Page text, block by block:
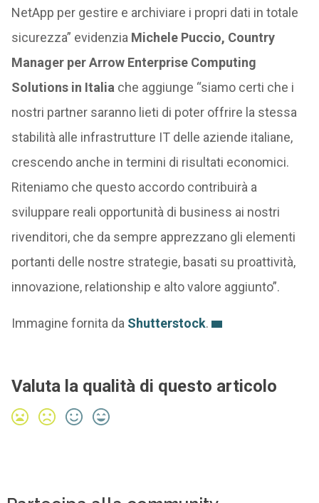
NetApp per gestire e archiviare i propri dati in totale
sicurezza” evidenzia Michele Puccio, Country
Manager per Arrow Enterprise Computing
Solutions in Italia che aggiunge “siamo certi che i
nostri partner saranno lieti di poter offrire la stessa
stabilità alle infrastrutture IT delle aziende italiane,
crescendo anche in termini di risultati economici.
Riteniamo che questo accordo contribuirà a
sviluppare reali opportunità di business ai nostri
rivenditori, che da sempre apprezzano gli elementi
portanti delle nostre strategie, basati su proattività,
innovazione, relationship e alto valore aggiunto”.
Immagine fornita da Shutterstock.
Valuta la qualità di questo articolo